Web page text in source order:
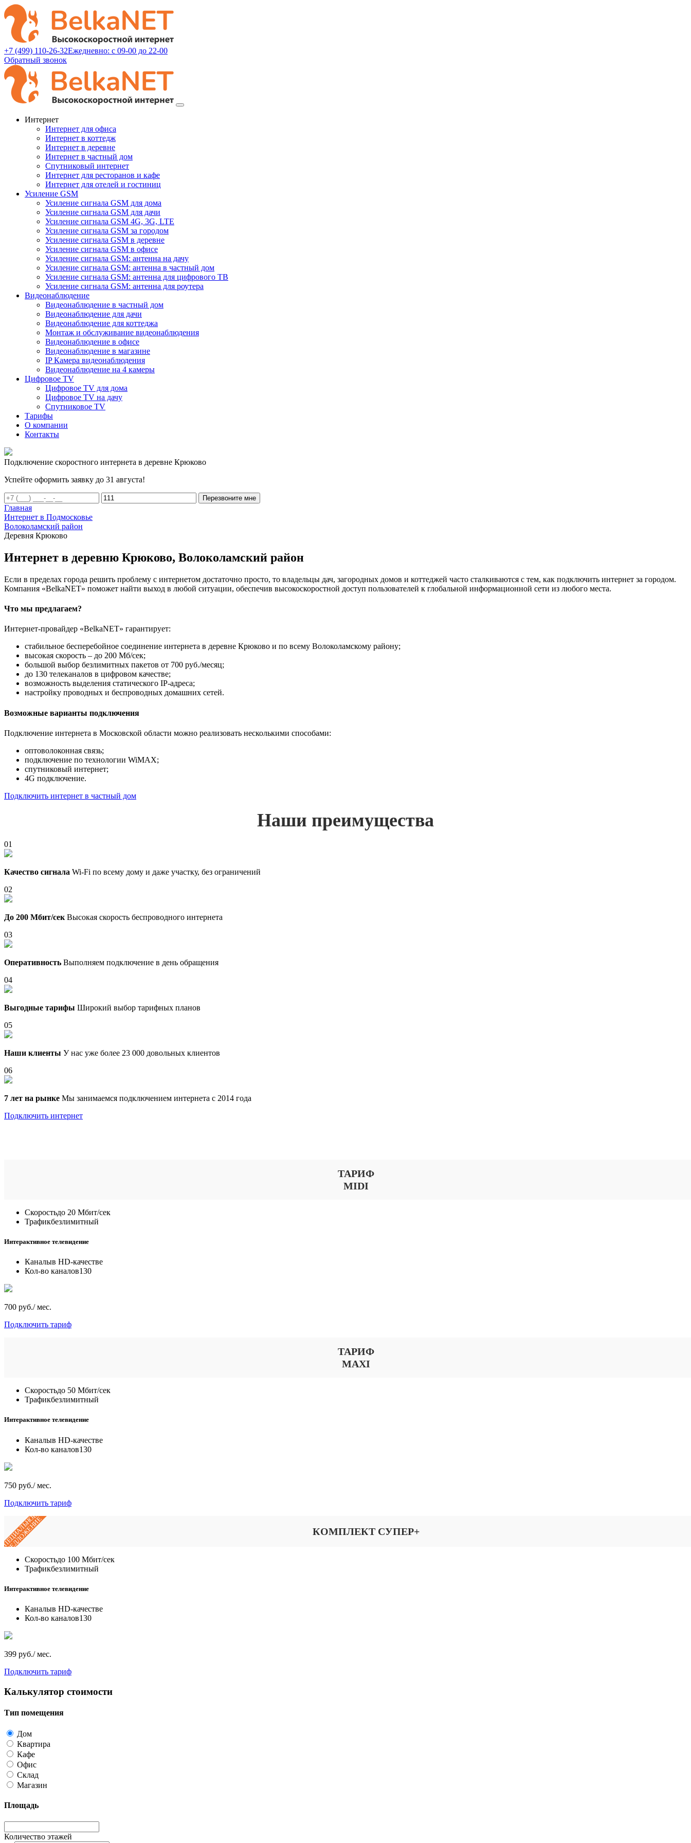
+7 (499) 110-26-32Ежедневно: с 09-00 до 22-00
Обратный звонок
Интернет
Интернет для офиса
Интернет в коттедж
Интернет в деревне
Интернет в частный дом
Спутниковый интернет
Интернет для ресторанов и кафе
Интернет для отелей и гостиниц
Усиление GSM
Усиление сигнала GSM для дома
Усиление сигнала GSM для дачи
Усиление сигнала GSM 4G, 3G, LTE
Усиление сигнала GSM за городом
Усиление сигнала GSM в деревне
Усиление сигнала GSM в офисе
Усиление сигнала GSM: антенна на дачу
Усиление сигнала GSM: антенна в частный дом
Усиление сигнала GSM: антенна для цифрового ТВ
Усиление сигнала GSM: антенна для роутера
Видеонаблюдение
Видеонаблюдение в частный дом
Видеонаблюдение для дачи
Видеонаблюдение для коттеджа
Монтаж и обслуживание видеонаблюдения
Видеонаблюдение в офисе
Видеонаблюдение в магазине
IP Камера видеонаблюдения
Видеонаблюдение на 4 камеры
Цифровое TV
Цифровое TV для дома
Цифровое TV на дачу
Спутниковое TV
Тарифы
О компании
Контакты
Подключение скоростного интернета в деревне Крюково
Успейте оформить заявку до 31 августа!
Перезвоните мне
Главная
Интернет в Подмосковье
Волоколамский район
Деревня Крюково
Интернет в деревню Крюково, Волоколамский район
Если в пределах города решить проблему с интернетом достаточно просто, то владельцы дач, загородных домов и коттеджей часто сталкиваются с тем, как подключить интернет за городом.
Компания «BelkaNET» поможет найти выход в любой ситуации, обеспечив высокоскоростной доступ пользователей к глобальной информационной сети из любого места.
Что мы предлагаем?
Интернет-провайдер «BelkaNET» гарантирует:
стабильное бесперебойное соединение интернета в деревне Крюково и по всему Волоколамскому району;
высокая скорость – до 200 Мб/сек;
большой выбор безлимитных пакетов от 700 руб./месяц;
до 130 телеканалов в цифровом качестве;
возможность выделения статического IP-адреса;
настройку проводных и беспроводных домашних сетей.
Возможные варианты подключения
Подключение интернета в Московской области можно реализовать несколькими способами:
оптоволоконная связь;
подключение по технологии WiMAX;
спутниковый интернет;
4G подключение.
Подключить интернет в частный дом
Наши преимущества
01
Качество сигнала Wi-Fi по всему дому и даже участку, без ограничений
02
До 200 Мбит/сек Высокая скорость беспроводного интернета
03
Оперативность Выполняем подключение в день обращения
04
Выгодные тарифы Широкий выбор тарифных планов
05
Наши клиенты У нас уже более 23 000 довольных клиентов
06
7 лет на рынке Мы занимаемся подключением интернета с 2014 года
Подключить интернет
ТАРИФ
MIDI
Скоростьдо 20 Мбит/сек
Трафикбезлимитный
Интерактивное телевидение
Каналыв HD-качестве
Кол-во каналов130
700 руб./ мес.
Подключить тариф
ТАРИФ
MAXI
Скоростьдо 50 Мбит/сек
Трафикбезлимитный
Интерактивное телевидение
Каналыв HD-качестве
Кол-во каналов130
750 руб./ мес.
Подключить тариф
ПРЕДЛОЖЕНИЕ КОМПЛЕКТ СУПЕР+
Скоростьдо 100 Мбит/сек
Трафикбезлимитный
Интерактивное телевидение
Каналыв HD-качестве
Кол-во каналов130
399 руб./ мес.
Подключить тариф
Калькулятор стоимости
Тип помещения
Дом
Квартира
Кафе
Офис
Склад
Магазин
Площадь
Количество этажей